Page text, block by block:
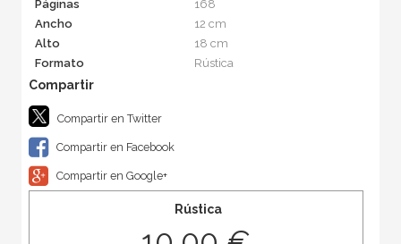
Páginas
168
Ancho
12 cm
Alto
18 cm
Formato
Rústica
Compartir en Twitter
Compartir en Facebook
Compartir en Google+
Rústica